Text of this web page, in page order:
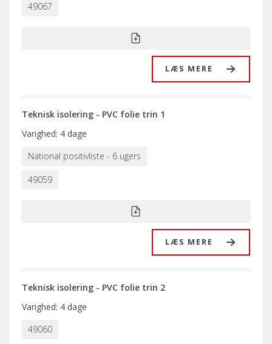
49067
LÆS MERE
Teknisk isolering - PVC folie trin 1
National positivliste - 6 ugers
49059
LÆS MERE
Varighed: 4 dage
Teknisk isolering - PVC folie trin 2
49060
Varighed: 4 dage